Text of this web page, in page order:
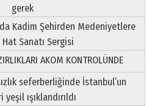
gerek
Kadim Şehirden Medeniyetlere
Hat Sanatı Sergisi
AKOM KONTROLÜNDE
seferberliğinde İstanbul’un
yeşil ışıklandırıldı
Yeri
KIZI
Perşembe